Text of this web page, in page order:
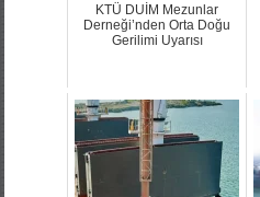
KTÜ DUİM Mezunlar
Derneği’nden Orta Doğu
Gerilimi Uyarısı